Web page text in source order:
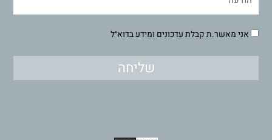
אני מאשר.ת קבלת עדכונים ומידע בדוא״ל
שליחה